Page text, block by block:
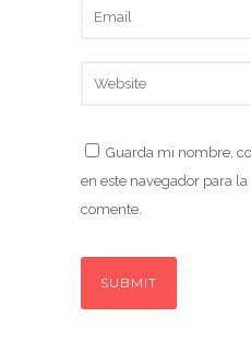
Guarda mi nombre,
en este navegador para
comente.